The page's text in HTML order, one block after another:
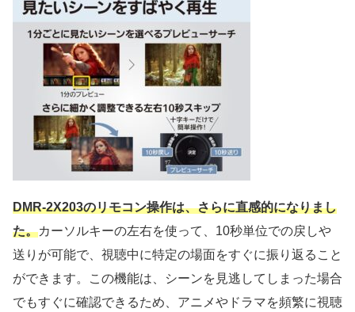
DMR-2X203のリモコン操作は、さらに直感的になりまし
た。カーソルキーの左右を使って、10秒単位での戻しや
送りが可能で、視聴中に特定の場面をすぐに振り返ること
ができます。この機能は、シーンを見逃してしまった場合
でもすぐに確認できるため、アニメやドラマを頻繁に視聴